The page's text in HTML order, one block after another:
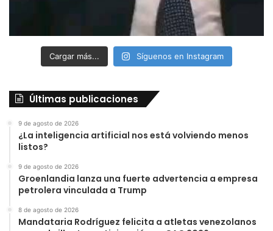
Cargar más... Síguenos en Instagram
Últimas publicaciones
9 de agosto de 2026
¿La inteligencia artificial nos está volviendo menos
listos?
9 de agosto de 2026
Groenlandia lanza una fuerte advertencia a empresa
petrolera vinculada a Trump
8 de agosto de 2026
Mandataria Rodríguez felicita a atletas venezolanos